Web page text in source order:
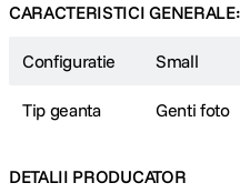
CARACTERISTICI GENERALE:
Configuratie Small
Tip geanta Genti foto
DETALII PRODUCATOR